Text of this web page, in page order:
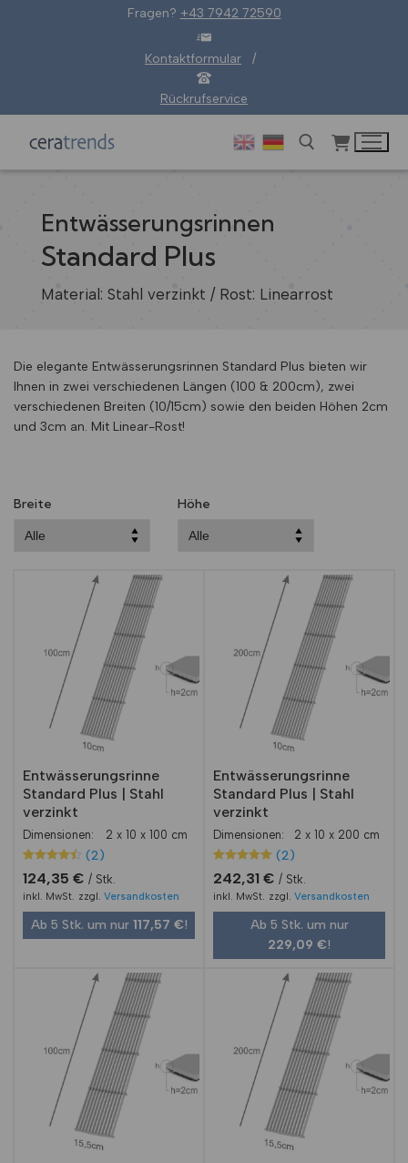
Fragen? +43 7942 72590
Kontaktformular /
Rückrufservice
Entwässerungsrinnen
Standard Plus
Material: Stahl verzinkt / Rost: Linearrost
Die elegante Entwässerungsrinnen Standard Plus bieten wir
Ihnen in zwei verschiedenen Längen (100 & 200cm), zwei
verschiedenen Breiten (10/15cm) sowie den beiden Höhen 2cm
und 3cm an. Mit Linear-Rost!
Breite Höhe
Entwässerungsrinne
Standard Plus | Stahl
verzinkt
Dimensionen: 2 x 10 x 100 cm
mit
4.50
von 5,
basierend
auf
(2)
124,35 € Stk.
inkl. MwSt. zzgl. Versandkosten
Ab 5 Stk. um nur 117,57 €!
Entwässerungsrinne
Standard Plus | Stahl
verzinkt
Dimensionen: 2 x 10 x 200 cm
5.00
von 5,
basierend
auf
Kundenbewe
(2)
242,31 € Stk.
inkl. MwSt. zzgl. Versandkosten
Ab 5 Stk. um nur
229,09 €!